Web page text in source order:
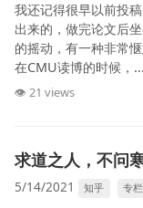
我还记得很早以前投
出来的，做完论文后
的摇动，有一种非常
在CMU读博的时候，...
👁 21 views
求道之人，不问
5/14/2021 知乎 专栏